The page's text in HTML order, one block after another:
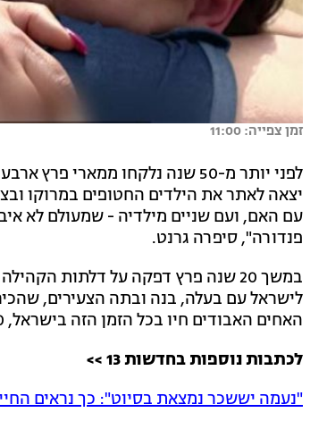
זמן צפייה: 11:00
לפני יותר מ-50 שנה נלקחו
יצאה לאתר את הילדים החטופים במרוקו
עם האם, ועם שניים מילדיה - שמעולם לא
פנדורה", סיפרה גרנט.
במשך 20 שנה פרץ דפקה על דלתות
לישראל עם בעלה, בנה ובתה הצעירים,
האחים האבודים חיו בכל הזמן הזה בישראל, 40 דקות נסיעה מאמם.
לכתבות נוספות בחדשות 13 >>
"נעמה יששכר נמצאת בסיוט": כך נראים